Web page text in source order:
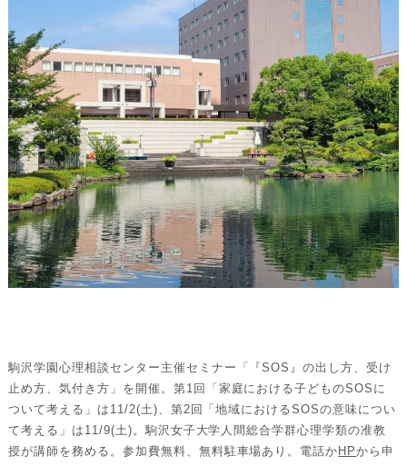
駒沢学園心理相談センター主催セミナー「『SOS』の出し方、受け
止め方、気付き方」を開催。第1回「家庭における子どものSOSに
ついて考える」は11/2(土)、第2回「地域におけるSOSの意味につい
て考える」は11/9(土)。駒沢女子大学人間総合学群心理学類の准教
授が講師を務める。参加費無料、無料駐車場あり。電話か HPから申